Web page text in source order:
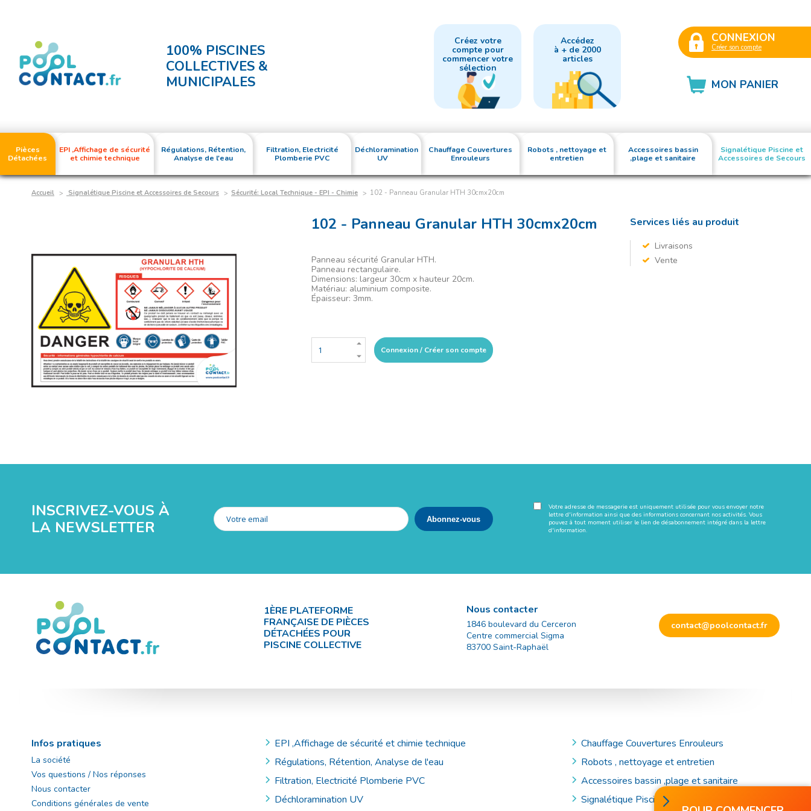
100% PISCINES
COLLECTIVES &
MUNICIPALES
Créez votre
compte pour
commencer votre
sélection
Accédez
à + de 2000
articles
CONNEXION
Créer son compte
MON PANIER
Pièces
Détachées
EPI ,Affichage de sécurité
et chimie technique
Régulations, Rétention,
Analyse de l'eau
Filtration, Electricité
Plomberie PVC
Déchloramination
UV
Chauffage Couvertures
Enrouleurs
Robots , nettoyage et
entretien
Accessoires bassin
,plage et sanitaire
Signalétique Piscine et
Accessoires de Secours
Accueil Signalétique Piscine et Accessoires de Secours Sécurité: Local Technique - EPI - Chimie 102 - Panneau Granular HTH 30cmx20cm
102 - Panneau Granular HTH 30cmx20cm
Panneau sécurité Granular HTH.
Panneau rectangulaire.
Dimensions: largeur 30cm x hauteur 20cm.
Matériau: aluminium composite.
Épaisseur: 3mm.
Connexion / Créer son compte
Services liés au produit
Livraisons
Vente
INSCRIVEZ-VOUS À
LA NEWSLETTER
Votre adresse de messagerie est uniquement utilisée pour vous envoyer notre
lettre d'information ainsi que des informations concernant nos activités. Vous
pouvez à tout moment utiliser le lien de désabonnement intégré dans la lettre
d'information.
1ÈRE PLATEFORME
FRANÇAISE DE PIÈCES
DÉTACHÉES POUR
PISCINE COLLECTIVE
Nous contacter
1846 boulevard du Cerceron
Centre commercial Sigma
83700 Saint-Raphaël
contact@poolcontact.fr
Infos pratiques
La société
Vos questions / Nos réponses
Nous contacter
Conditions générales de vente
EPI ,Affichage de sécurité et chimie technique
Régulations, Rétention, Analyse de l'eau
Filtration, Electricité Plomberie PVC
Déchloramination UV
Chauffage Couvertures Enrouleurs
Robots , nettoyage et entretien
Accessoires bassin ,plage et sanitaire
Signalétique Piscine et Accessoires de Secours